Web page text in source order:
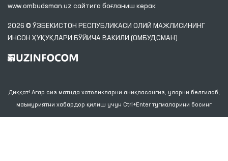
www.ombudsman.uz сайтига боғланиш керак
2026 © ЎЗБЕКИСТОН РЕСПУБЛИКАСИ ОЛИЙ МАЖЛИСИНИНГ
ИНСОН ҲУҚУҚЛАРИ БЎЙИЧА ВАКИЛИ (ОМБУДСМАН)
Диққат! Агар сиз матнда хатоликларни аниқласангиз, уларни белгилаб,
маъмуриятни хабардор қилиш учун Ctrl+Enter тугмаларини босинг